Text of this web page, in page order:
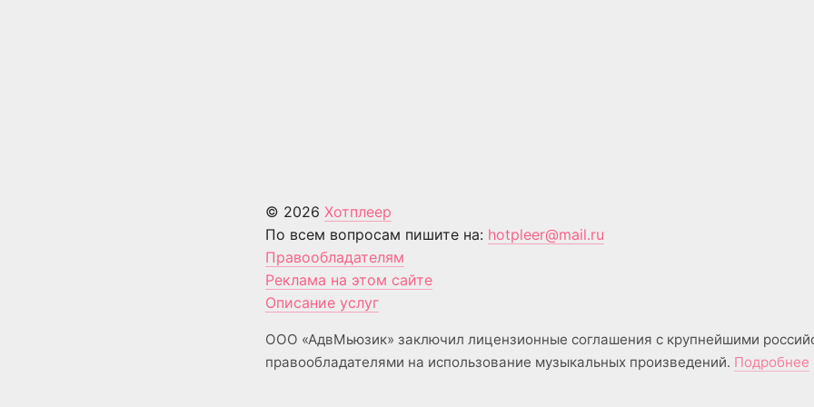
© 2026 Хотплеер
По всем вопросам пишите на: hotpleer@mail.ru
Правообладателям
Реклама на этом сайте
Описание услуг
ООО «АдвМьюзик» заключил лицензионные соглашения с крупнейшими
правообладателями на использование музыкальных произведений. Подробнее